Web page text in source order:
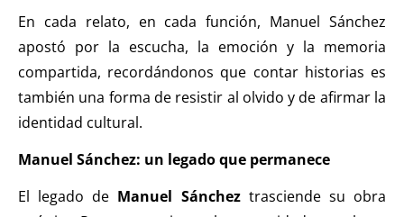
En cada relato, en cada función, Manuel Sánchez
apostó por la escucha, la emoción y la memoria
compartida, recordándonos que contar historias es
también una forma de resistir al olvido y de afirmar la
identidad cultural.
Manuel Sánchez: un legado que permanece
El legado de Manuel Sáncheztrasciende su obra